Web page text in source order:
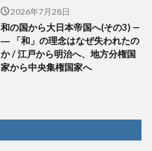
2026年7月28日
和の国から大日本帝国へ(その3) —
― 「和」の理念はなぜ失われたの
か / 江戸から明治へ、地方分権国
家から中央集権国家へ